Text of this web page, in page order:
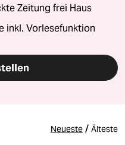
Zeitung frei Haus
inkl. Vorlesefunktion
Neueste / Älteste